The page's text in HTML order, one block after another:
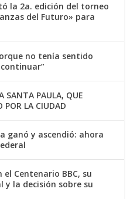
la 2a. edición del torneo
del Futuro» para
no tenía sentido
SANTA PAULA, QUE
POR LA CIUDAD
ganó y ascendió: ahora
Centenario BBC, su
y la decisión sobre su